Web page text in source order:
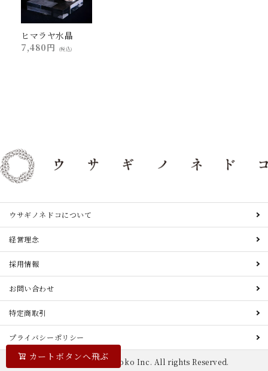
ヒマラヤ水晶
7,480円
(税込)
カートボタンへ飛ぶ
ウサギノネドコについて
経営理念
採用情報
お問い合わせ
特定商取引
プライバシーポリシー
© 2022 Usagi no Nedoko Inc. All rights Reserved.